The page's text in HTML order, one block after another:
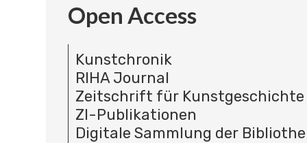
Open Access
Kunstchronik
RIHA Journal
Zeitschrift für Kunstgeschichte
ZI-Publikationen
Digitale Sammlung der